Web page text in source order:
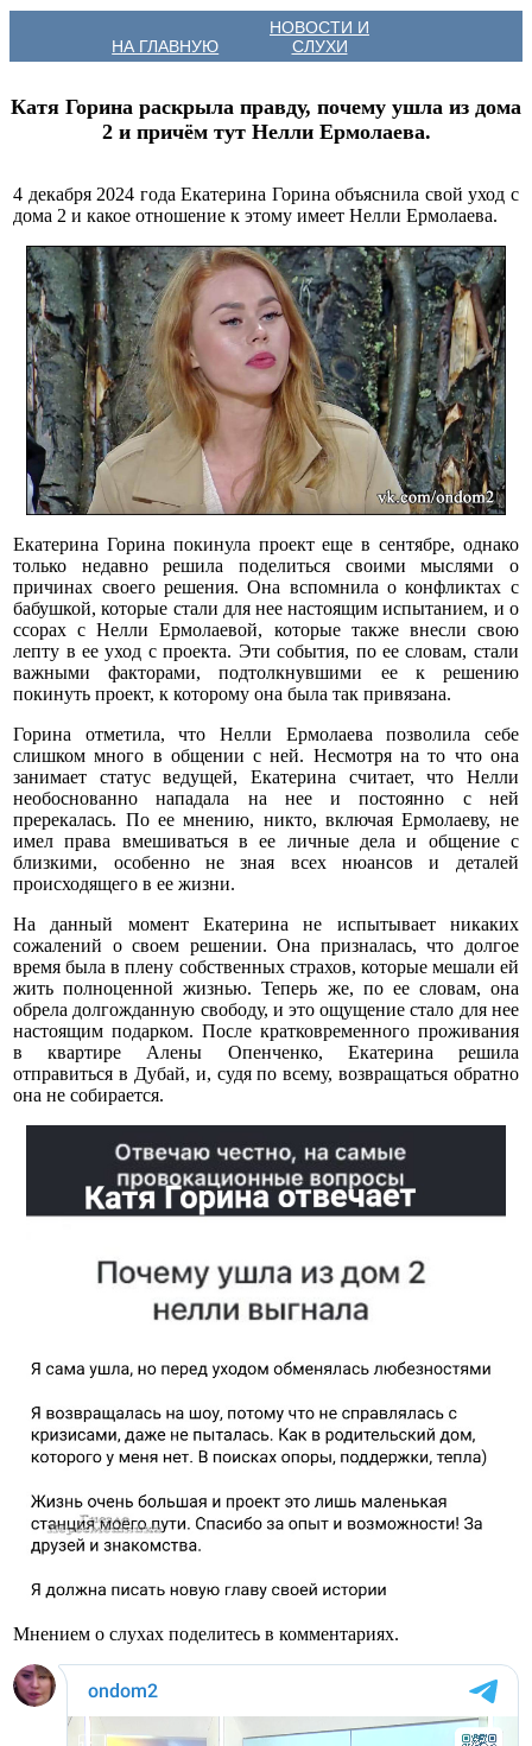
НА ГЛАВНУЮ
НОВОСТИ И
СЛУХИ
Катя Горина раскрыла правду, почему ушла из дома
2 и причём тут Нелли Ермолаева.
4 декабря 2024 года Екатерина Горина объяснила свой уход с
дома 2 и какое отношение к этому имеет Нелли Ермолаева.
Екатерина Горина покинула проект еще в сентябре, однако
только недавно решила поделиться своими мыслями о
причинах своего решения. Она вспомнила о конфликтах с
бабушкой, которые стали для нее настоящим испытанием, и о
ссорах с Нелли Ермолаевой, которые также внесли свою
лепту в ее уход с проекта. Эти события, по ее словам, стали
важными факторами, подтолкнувшими ее к решению
покинуть проект, к которому она была так привязана.
Горина отметила, что Нелли Ермолаева позволила себе
слишком много в общении с ней. Несмотря на то что она
занимает статус ведущей, Екатерина считает, что Нелли
необоснованно нападала на нее и постоянно с ней
пререкалась. По ее мнению, никто, включая Ермолаеву, не
имел права вмешиваться в ее личные дела и общение с
близкими, особенно не зная всех нюансов и деталей
происходящего в ее жизни.
На данный момент Екатерина не испытывает никаких
сожалений о своем решении. Она призналась, что долгое
время была в плену собственных страхов, которые мешали ей
жить полноценной жизнью. Теперь же, по ее словам, она
обрела долгожданную свободу, и это ощущение стало для нее
настоящим подарком. После кратковременного проживания
в квартире Алены Опенченко, Екатерина решила
отправиться в Дубай, и, судя по всему, возвращаться обратно
она не собирается.
Мнением о слухах поделитесь в комментариях.